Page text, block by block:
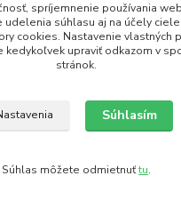
spríjemnenie používania
udelenia súhlasu aj na účely
cookies. Nastavenie vlastných
kedykoľvek upraviť odkazom v
stránok.
Súhlasím
Súhlas môžete odmietnuťtu.